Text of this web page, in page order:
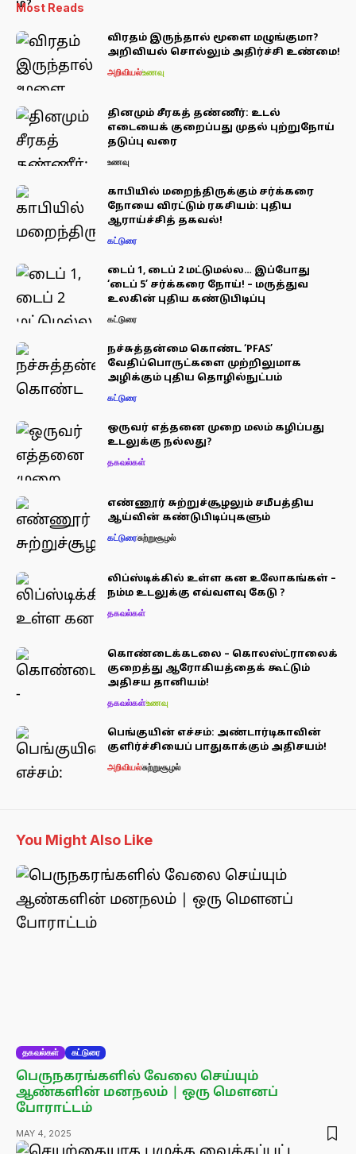
Most Reads
விரதம் இருந்தால் மூளை மழுங்குமா?
அறிவியல் சொல்லும் அதிர்ச்சி உண்மை!
அறிவியல்உணவு
தினமும் சீரகத் தண்ணீர்: உடல்
எடையைக் குறைப்பது முதல் புற்றுநோய்
தடுப்பு வரை
உணவு
காபியில் மறைந்திருக்கும் சர்க்கரை
நோயை விரட்டும் ரகசியம்: புதிய
ஆராய்ச்சித் தகவல்!
கட்டுரை
டைப் 1, டைப் 2 மட்டுமல்ல… இப்போது
‘டைப் 5’ சர்க்கரை நோய்! – மருத்துவ
உலகின் புதிய கண்டுபிடிப்பு
கட்டுரை
நச்சுத்தன்மை கொண்ட ‘PFAS’
வேதிப்பொருட்களை முற்றிலுமாக
அழிக்கும் புதிய தொழில்நுட்பம்
கட்டுரை
ஒருவர் எத்தனை முறை மலம் கழிப்பது
உடலுக்கு நல்லது?
தகவல்கள்
எண்ணூர் சுற்றுச்சூழலும் சமீபத்திய
ஆய்வின் கண்டுபிடிப்புகளும்
கட்டுரைசுற்றுசூழல்
லிப்ஸ்டிக்கில் உள்ள கன உலோகங்கள் –
நம்ம உடலுக்கு எவ்வளவு கேடு ?
தகவல்கள்
கொண்டைக்கடலை – கொலஸ்ட்ராலைக்
குறைத்து ஆரோகியத்தைக் கூட்டும்
அதிசய தானியம்!
தகவல்கள்உணவு
பெங்குயின் எச்சம்: அண்டார்டிகாவின்
குளிர்ச்சியைப் பாதுகாக்கும் அதிசயம்!
அறிவியல்சுற்றுசூழல்
You Might Also Like
தகவல்கள் கட்டுரை
பெருநகரங்களில் வேலை செய்யும்
ஆண்களின் மனநலம் | ஒரு மௌனப்
போராட்டம்
MAY 4, 2025